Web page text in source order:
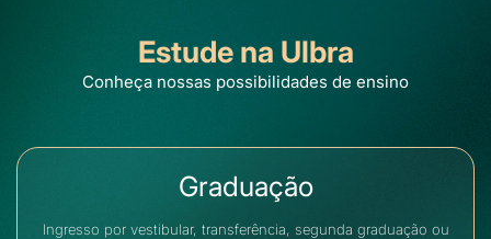
Estude na Ulbra
Conheça nossas possibilidades de ensino
Graduação
Ingresso por vestibular, transferência, segunda graduação ou